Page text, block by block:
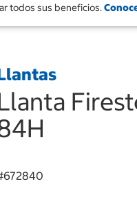
todos sus beneficios.
672840